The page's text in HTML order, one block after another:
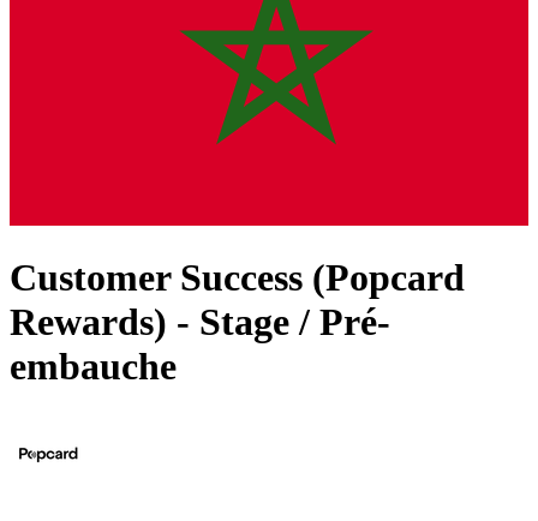
Customer Success (Popcard
Rewards) - Stage / Pré-
embauche